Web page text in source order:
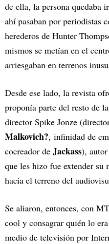
de ella, la persona quedaba
ahí pasaban por periodistas
herederos de Hunter
mismos se metían en el
arriesgaban en terrenos
Desde ese lado, la revista
proponía parte del resto de
director Spike Jonze
Malkovich?, infinidad de
cocreador de Jackass),
que les hizo fue extender su
hacia el terreno del
Se aliaron, entonces, con
cool y consagrar quién lo
medio de televisión por